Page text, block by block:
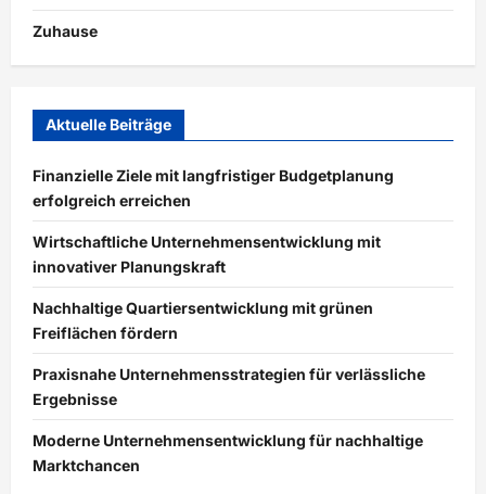
Zuhause
Aktuelle Beiträge
Finanzielle Ziele mit langfristiger Budgetplanung
erfolgreich erreichen
Wirtschaftliche Unternehmensentwicklung mit
innovativer Planungskraft
Nachhaltige Quartiersentwicklung mit grünen
Freiflächen fördern
Praxisnahe Unternehmensstrategien für verlässliche
Ergebnisse
Moderne Unternehmensentwicklung für nachhaltige
Marktchancen